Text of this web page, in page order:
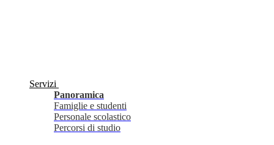
Servizi
Panoramica
Famiglie e studenti
Personale scolastico
Percorsi di studio